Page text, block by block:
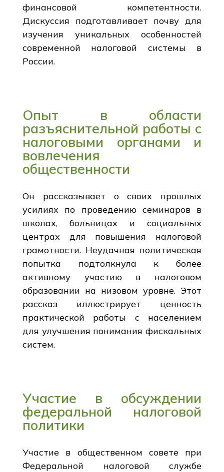
финансовой компетентности.
Дискуссия подготавливает почву для
изучения уникальных особенностей
современной налоговой системы в
России.
Опыт в области
разъяснительной работы с
налоговыми органами и
вовлечения
общественности
Он рассказывает о своих прошлых
усилиях по проведению семинаров в
школах, больницах и социальных
центрах для повышения налоговой
грамотности. Неудачная политическая
попытка подтолкнула к более
активному участию в налоговом
образовании на низовом уровне. Этот
рассказ иллюстрирует ценность
практической работы с населением
для улучшения понимания фискальных
систем.
Участие в обсуждении
федеральной налоговой
политики
Участие в общественном совете при
Федеральной налоговой службе